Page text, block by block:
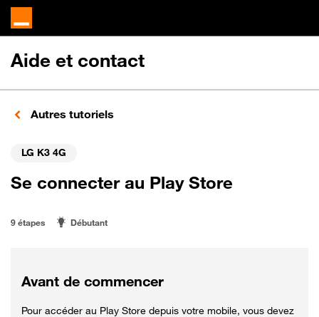
Aide et contact
Autres tutoriels
LG K3 4G
Se connecter au Play Store
9 étapes Débutant
Avant de commencer
Pour accéder au Play Store depuis votre mobile, vous devez